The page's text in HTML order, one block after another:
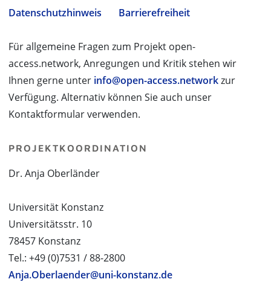
Datenschutzhinweis
Barrierefreiheit
Für allgemeine Fragen zum Projekt open-
access.network, Anregungen und Kritik stehen wir
Ihnen gerne unter info@open-access.networkzur
Verfügung. Alternativ können Sie auch unser
Kontaktformular verwenden.
PROJEKTKOORDINATION
Dr. Anja Oberländer
Universität Konstanz
Universitätsstr. 10
78457 Konstanz
Tel.: +49 (0)7531 / 88-2800
Anja.Oberlaender@uni-konstanz.de